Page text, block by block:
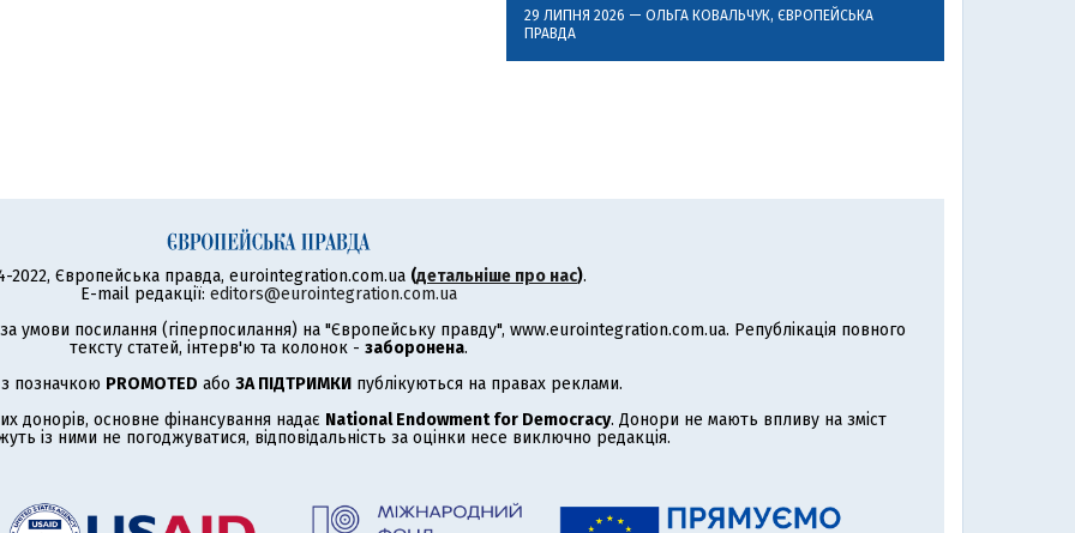
29 ЛИПНЯ 2026 — ОЛЬГА КОВАЛЬЧУК, ЄВРОПЕЙСЬКА
ПРАВДА
2022, Європейська правда, eurointegration.com.ua (детальніше про нас).
E-mail редакції: editors@eurointegration.com.ua
умови посилання (гіперпосилання) на "Європейську правду", www.eurointegration.com.ua. Републікація повного
тексту статей, інтерв'ю та колонок - заборонена.
позначкою PROMOTED або ЗА ПІДТРИМКИ публікуються на правах реклами.
донорів, основне фінансування надає National Endowment for Democracy. Донори не мають впливу на зміст
із ними не погоджуватися, відповідальність за оцінки несе виключно редакція.